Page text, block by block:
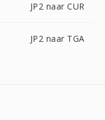
JP2 naar CUR
JP2 naar TGA